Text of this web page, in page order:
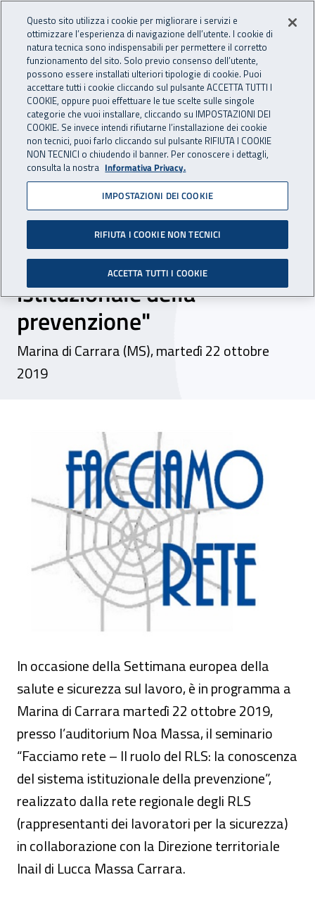
INAIL - Istituto Nazionale
Apri cerca
Navigazione principale
Navigazione - Ti trovi in:
Home Inail comunica Eventi
22 ottobre 2019
Seminario - "Facciamo rete
- Il ruolo del RLS: la
conoscenza del sistema
istituzionale della
prevenzione"
Marina di Carrara (MS), martedì 22 ottobre
2019
In occasione della Settimana europea della
salute e sicurezza sul lavoro, è in programma a
Marina di Carrara martedì 22 ottobre 2019,
presso l’auditorium Noa Massa, il seminario
“Facciamo rete – Il ruolo del RLS: la conoscenza
del sistema istituzionale della prevenzione”,
realizzato dalla rete regionale degli RLS
(rappresentanti dei lavoratori per la sicurezza)
in collaborazione con la Direzione territoriale
Inail di Lucca Massa Carrara.
Questo sito utilizza i cookie per migliorare i servizi e
ottimizzare l’esperienza di navigazione dell’utente. I cookie di
natura tecnica sono indispensabili per permettere il corretto
funzionamento del sito. Solo previo consenso dell’utente,
possono essere installati ulteriori tipologie di cookie. Puoi
accettare tutti i cookie cliccando sul pulsante ACCETTA TUTTI I
COOKIE, oppure puoi effettuare le tue scelte sulle singole
categorie che vuoi installare, cliccando su IMPOSTAZIONI DEI
COOKIE. Se invece intendi rifiutarne l’installazione dei cookie
non tecnici, puoi farlo cliccando sul pulsante RIFIUTA I COOKIE
NON TECNICI o chiudendo il banner. Per conoscere i dettagli,
consulta la nostra Informativa Privacy.
IMPOSTAZIONI DEI COOKIE
RIFIUTA I COOKIE NON TECNICI
ACCETTA TUTTI I COOKIE